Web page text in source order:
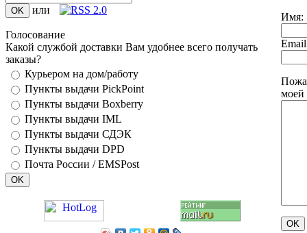
или
Голосование
Какой службой доставки Вам удобнее всего получать
заказы?
Курьером на дом/работу
Пункты выдачи PickPoint
Пункты выдачи Boxberry
Пункты выдачи IML
Пункты выдачи СДЭК
Пункты выдачи DPD
Почта России / EMSPost
Имя:
Email
моей